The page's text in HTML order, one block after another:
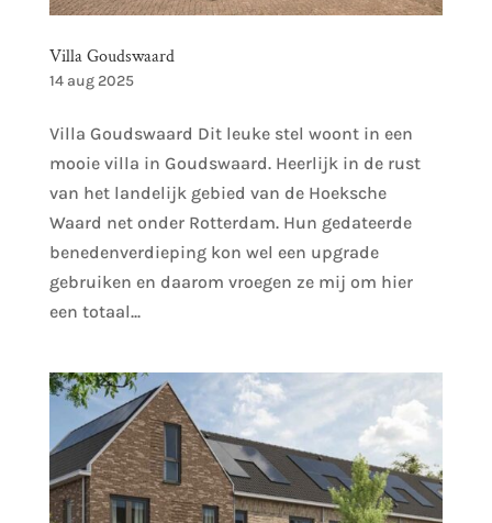
Villa Goudswaard
14 aug 2025
Villa Goudswaard Dit leuke stel woont in een
mooie villa in Goudswaard. Heerlijk in de rust
van het landelijk gebied van de Hoeksche
Waard net onder Rotterdam. Hun gedateerde
benedenverdieping kon wel een upgrade
gebruiken en daarom vroegen ze mij om hier
een totaal...